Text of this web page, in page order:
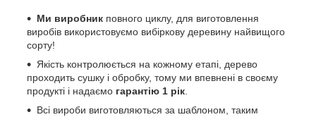
Ми виробник повного циклу, для виготовлення
виробів використовуємо вибіркову деревину найвищого
сорту!
Якість контролюється на кожному етапі, дерево
проходить сушку і обробку, тому ми впевнені в своєму
продукті і надаємо гарантію 1 рік.
Всі вироби виготовляються за шаблоном, таким